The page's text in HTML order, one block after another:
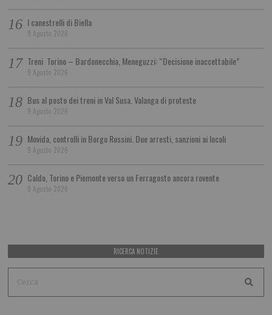
I canestrelli di Biella
9 Agosto 2026
Treni Torino – Bardonecchia, Meneguzzi: “Decisione inaccettabile”
9 Agosto 2026
Bus al posto dei treni in Val Susa. Valanga di proteste
9 Agosto 2026
Movida, controlli in Borgo Rossini. Due arresti, sanzioni ai locali
9 Agosto 2026
Caldo, Torino e Piemonte verso un Ferragosto ancora rovente
9 Agosto 2026
RICERCA NOTIZIE